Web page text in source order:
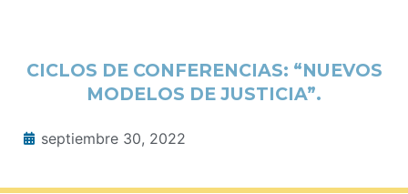
CICLOS DE CONFERENCIAS: “NUEVOS
MODELOS DE JUSTICIA”.
septiembre 30, 2022